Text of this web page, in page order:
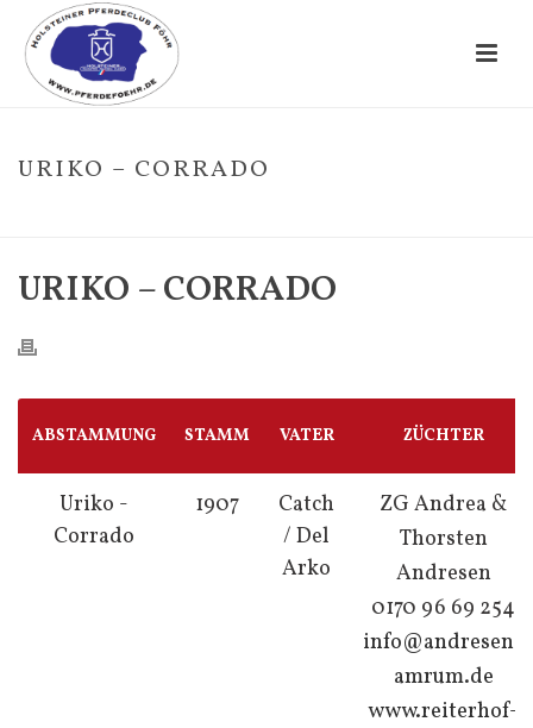
URIKO – CORRADO
URIKO – CORRADO
ABSTAMMUNG STAMM VATER ZÜCHTER
Uriko -
Corrado
1907
Catch
/ Del
Arko
ZG Andrea &
Thorsten
Andresen
0170 96 69 254
info@andresen-
amrum.de
www.reiterhof-